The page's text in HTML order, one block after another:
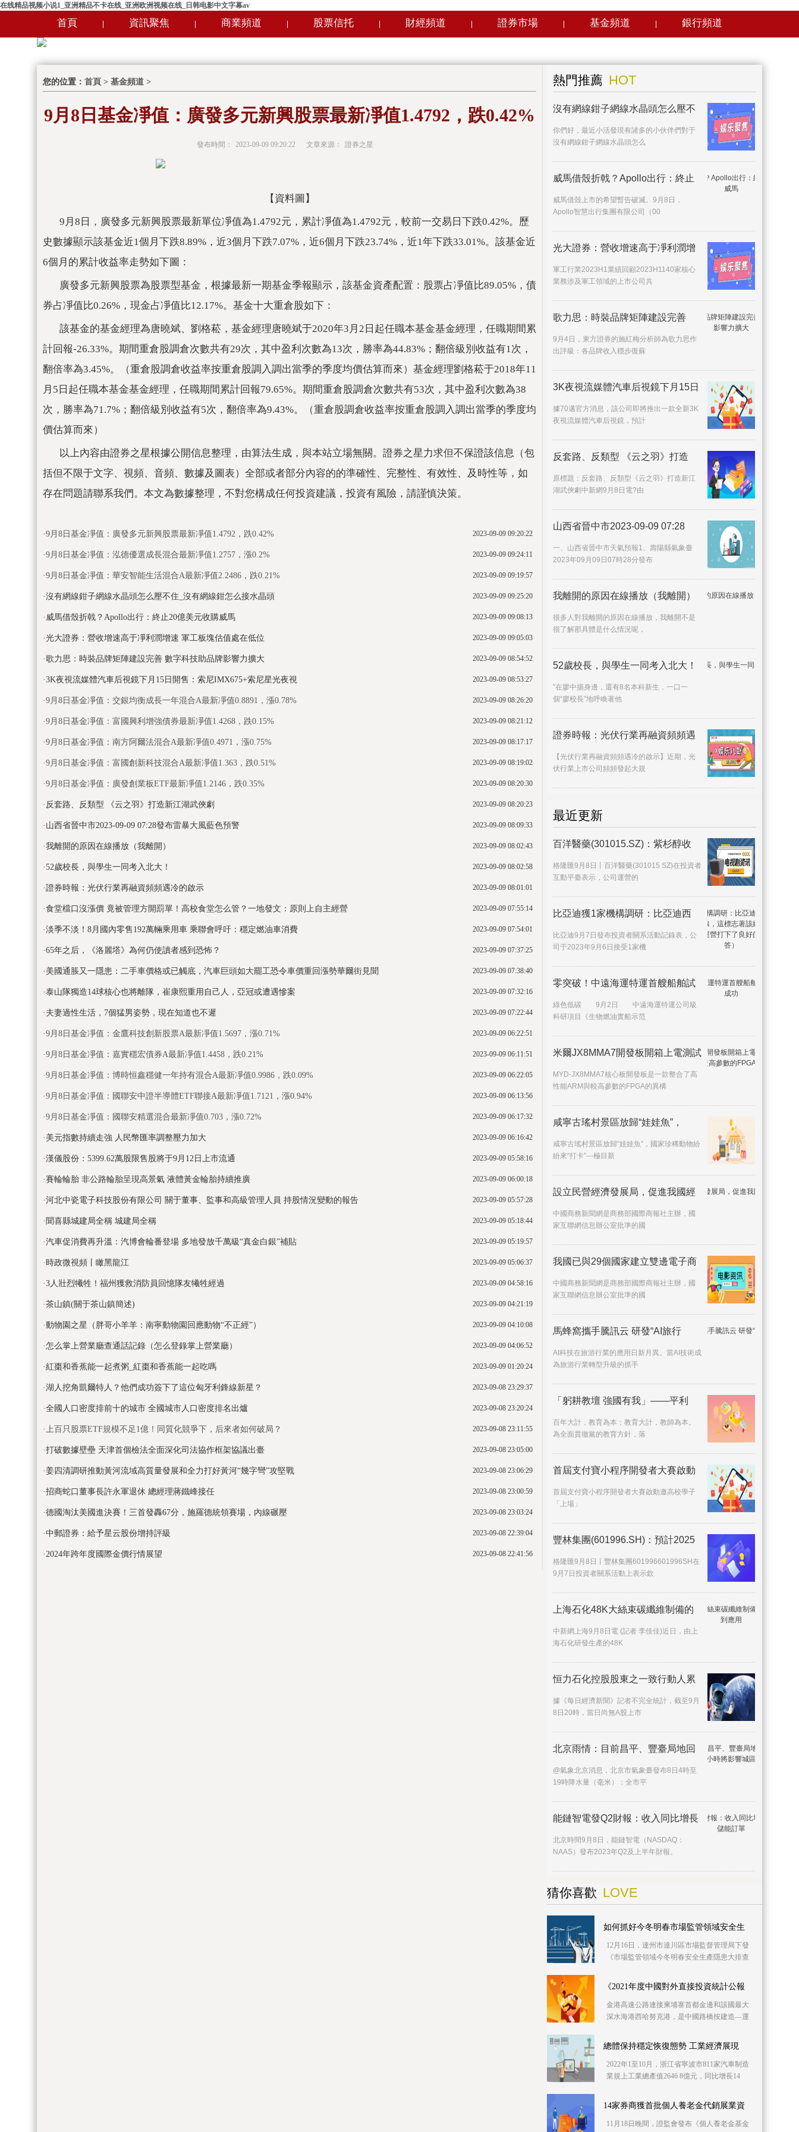
在线精品视频小说1_亚洲精品不卡在线_亚洲欧洲视频在线_日韩电影中文字幕av
首頁 資訊聚焦 商業頻道 股票信托 財經頻道 證券市場 基金頻道 銀行頻道
您的位置： 首頁 > 基金頻道 >
9月8日基金凈值：廣發多元新興股票最新凈值1.4792，跌0.42%
發布時間： 2023-09-09 09:20:22 文章來源： 證券之星
【資料圖】
9月8日，廣發多元新興股票最新單位凈值為1.4792元，累計凈值為1.4792元，較前一交易日下跌0.42%。歷
史數據顯示該基金近1個月下跌8.89%，近3個月下跌7.07%，近6個月下跌23.74%，近1年下跌33.01%。該基金近
6個月的累計收益率走勢如下圖：
廣發多元新興股票為股票型基金，根據最新一期基金季報顯示，該基金資產配置：股票占凈值比89.05%，債
券占凈值比0.26%，現金占凈值比12.17%。基金十大重倉股如下：
該基金的基金經理為唐曉斌、劉格菘，基金經理唐曉斌于2020年3月2日起任職本基金基金經理，任職期間累
計回報-26.33%。期間重倉股調倉次數共有29次，其中盈利次數為13次，勝率為44.83%；翻倍級別收益有1次，
翻倍率為3.45%。（重倉股調倉收益率按重倉股調入調出當季的季度均價估算而來）基金經理劉格菘于2018年11
月5日起任職本基金基金經理，任職期間累計回報79.65%。期間重倉股調倉次數共有53次，其中盈利次數為38
次，勝率為71.7%；翻倍級別收益有5次，翻倍率為9.43%。（重倉股調倉收益率按重倉股調入調出當季的季度均
價估算而來）
以上內容由證券之星根據公開信息整理，由算法生成，與本站立場無關。證券之星力求但不保證該信息（包
括但不限于文字、視頻、音頻、數據及圖表）全部或者部分內容的的準確性、完整性、有效性、及時性等，如
存在問題請聯系我們。本文為數據整理，不對您構成任何投資建議，投資有風險，請謹慎決策。
2023-09-09 09:20:22
·9月8日基金凈值：廣發多元新興股票最新凈值1.4792，跌0.42%
2023-09-09 09:24:11
·9月8日基金凈值：泓德優選成長混合最新凈值1.2757，漲0.2%
2023-09-09 09:19:57
·9月8日基金凈值：華安智能生活混合A最新凈值2.2486，跌0.21%
2023-09-09 09:25:20
·沒有網線鉗子網線水晶頭怎么壓不住_沒有網線鉗怎么接水晶頭
2023-09-09 09:08:13
· 威馬借殼折戟？Apollo出行：終止20億美元收購威馬
2023-09-09 09:05:03
·光大證券：營收增速高于凈利潤增速 軍工板塊估值處在低位
2023-09-09 08:54:52
·歌力思：時裝品牌矩陣建設完善 數字科技助品牌影響力擴大
2023-09-09 08:53:27
·3K夜視流媒體汽車后視鏡下月15日開售：索尼IMX675+索尼星光夜視
2023-09-09 08:26:20
·9月8日基金凈值：交銀均衡成長一年混合A最新凈值0.8891，漲0.78%
2023-09-09 08:21:12
·9月8日基金凈值：富國興利增強債券最新凈值1.4268，跌0.15%
2023-09-09 08:17:17
·9月8日基金凈值：南方阿爾法混合A最新凈值0.4971，漲0.75%
2023-09-09 08:19:02
·9月8日基金凈值：富國創新科技混合A最新凈值1.363，跌0.51%
2023-09-09 08:20:30
·9月8日基金凈值：廣發創業板ETF最新凈值1.2146，跌0.35%
2023-09-09 08:20:23
· 反套路、反類型 《云之羽》打造新江湖武俠劇
2023-09-09 08:09:33
· 山西省晉中市2023-09-09 07:28發布雷暴大風藍色預警
2023-09-09 08:02:43
·我離開的原因在線播放（我離開）
2023-09-09 08:02:58
·52歲校長，與學生一同考入北大！
2023-09-09 08:01:01
·證券時報：光伏行業再融資頻頻遇冷的啟示
2023-09-09 07:55:14
·食堂檔口沒漲價 竟被管理方開罰單！高校食堂怎么管？一地發文：原則上自主經營
2023-09-09 07:54:01
·淡季不淡！8月國內零售192萬輛乘用車 乘聯會呼吁：穩定燃油車消費
2023-09-09 07:37:25
·65年之后，《洛麗塔》為何仍使讀者感到恐怖？
2023-09-09 07:38:40
· 美國通脹又一隱患：二手車價格或已觸底，汽車巨頭如大罷工恐令車價重回漲勢華爾街見聞
2023-09-09 07:32:16
·泰山隊獨造14球核心也將離隊，崔康熙重用自己人，亞冠或遭遇慘案
2023-09-09 07:22:44
· 夫妻過性生活，7個猛男姿勢，現在知道也不遲
2023-09-09 06:22:51
·9月8日基金凈值：金鷹科技創新股票A最新凈值1.5697，漲0.71%
2023-09-09 06:11:51
·9月8日基金凈值：嘉實穩宏債券A最新凈值1.4458，跌0.21%
2023-09-09 06:22:05
·9月8日基金凈值：博時恒鑫穩健一年持有混合A最新凈值0.9986，跌0.09%
2023-09-09 06:13:56
·9月8日基金凈值：國聯安中證半導體ETF聯接A最新凈值1.7121，漲0.94%
2023-09-09 06:17:32
·9月8日基金凈值：國聯安精選混合最新凈值0.703，漲0.72%
2023-09-09 06:16:42
· 美元指數持續走強 人民幣匯率調整壓力加大
2023-09-09 05:58:16
·漢儀股份：5399.62萬股限售股將于9月12日上市流通
2023-09-09 06:00:18
·賽輪輪胎 非公路輪胎呈現高景氣 液體黃金輪胎持續推廣
2023-09-09 05:57:28
·河北中瓷電子科技股份有限公司 關于董事、監事和高級管理人員 持股情況變動的報告
2023-09-09 05:18:44
· 聞喜縣城建局全稱 城建局全稱
2023-09-09 05:19:57
·汽車促消費再升溫：汽博會輪番登場 多地發放千萬級“真金白銀”補貼
2023-09-09 05:06:37
· 時政微視頻丨瞰黑龍江
2023-09-09 04:58:16
·3人壯烈犧牲！福州獲救消防員回憶隊友犧牲經過
2023-09-09 04:21:19
·茶山鎮(關于茶山鎮簡述)
2023-09-09 04:10:08
·動物園之星（胖哥小羊羊：南寧動物園回應動物“不正經”）
2023-09-09 04:06:52
·怎么掌上營業廳查通話記錄（怎么登錄掌上營業廳）
2023-09-09 01:20:24
·紅棗和香蕉能一起煮粥_紅棗和香蕉能一起吃嗎
2023-09-08 23:29:37
·湖人挖角凱爾特人？他們成功簽下了這位匈牙利鋒線新星？
2023-09-08 23:20:24
·全國人口密度排前十的城市 全國城市人口密度排名出爐
2023-09-08 23:11:55
·上百只股票ETF規模不足1億！同質化競爭下，后來者如何破局？
2023-09-08 23:05:00
·打破數據壁壘 天津首個檢法全面深化司法協作框架協議出臺
2023-09-08 23:06:29
·姜四清調研推動黃河流域高質量發展和全力打好黃河“幾字彎”攻堅戰
2023-09-08 23:00:59
·招商蛇口董事長許永軍退休 總經理蔣鐵峰接任
2023-09-08 23:03:24
·德國淘汰美國進決賽！三首發轟67分，施羅德統領賽場，內線碾壓
2023-09-08 22:39:04
·中郵證券：給予星云股份增持評級
2023-09-08 22:41:56
·2024年跨年度國際金價行情展望
熱門推薦 HOT
沒有網線鉗子網線水晶頭怎么壓不
你們好，最近小活發現有諸多的小伙伴們對于
沒有網線鉗子網線水晶頭怎么
威馬借殼折戟？Apollo出行：終止
威馬借殼上市的希望暫告破滅。9月8日，
Apollo智慧出行集團有限公司（00
光大證券：營收增速高于凈利潤增
軍工行業2023H1業績回顧2023H1140家核心
業務涉及軍工領域的上市公司共
歌力思：時裝品牌矩陣建設完善
9月4日，東方證券的施紅梅分析師為歌力思作
出評級：各品牌收入穩步復蘇
3K夜視流媒體汽車后視鏡下月15日
據70邁官方消息，該公司即將推出一款全新3K
夜視流媒體汽車后視鏡，預計
反套路、反類型 《云之羽》打造
原標題：反套路、反類型《云之羽》打造新江
湖武俠劇中新網9月8日電?由
山西省晉中市2023-09-09 07:28
一、山西省晉中市天氣預報1、壽陽縣氣象臺
2023年09月09日07時28分發布
我離開的原因在線播放（我離開）
很多人對我離開的原因在線播放，我離開不是
很了解那具體是什么情況呢，
52歲校長，與學生一同考入北大！
”在廖中揚身邊，還有8名本科新生，一口一
個“廖校長”地呼喚著他
證券時報：光伏行業再融資頻頻遇
【光伏行業再融資頻頻遇冷的啟示】近期，光
伏行業上市公司頻頻發起大規
最近更新
百洋醫藥(301015.SZ)：紫杉醇收
格隆匯9月8日丨百洋醫藥(301015 SZ)在投資者
互動平臺表示，公司運營的
比亞迪獲1家機構調研：比亞迪西
比亞迪9月7日發布投資者關系活動記錄表，公
司于2023年9月6日接受1家機
零突破！中遠海運特運首艘船舶試
綠色低碳 9月2日 中遠海運特運公司級
科研項目《生物燃油實船示范
米爾JX8MMA7開發板開箱上電測試
MYD-JX8MMA7核心板開發板是一款整合了高
性能ARM與較高參數的FPGA的異構
咸寧古瑤村景區放歸“娃娃魚”，
咸寧古瑤村景區放歸“娃娃魚”，國家珍稀動物紛
紛來“打卡”---極目新
設立民營經濟發展局，促進我國經
中國商務新聞網是商務部國際商報社主辦，國
家互聯網信息辦公室批準的國
我國已與29個國家建立雙邊電子商
中國商務新聞網是商務部國際商報社主辦，國
家互聯網信息辦公室批準的國
馬蜂窩攜手騰訊云 研發“AI旅行
AI科技在旅游行業的應用日新月異。當AI技術成
為旅游行業轉型升級的抓手
「躬耕教壇 強國有我」——平利
百年大計，教育為本；教育大計，教師為本。
為全面貫徹黨的教育方針，落
首屆支付寶小程序開發者大賽啟動
首屆支付寶小程序開發者大賽啟動邀高校學子
「上場」
豐林集團(601996.SH)：預計2025
格隆匯9月8日丨豐林集團601996601996SH在
9月7日投資者關系活動上表示欽
上海石化48K大絲束碳纖維制備的
中新網上海9月8日電 (記者 李佳佳)近日，由上
海石化研發生產的48K
恒力石化控股股東之一致行動人累
據《每日經濟新聞》記者不完全統計，截至9月
8日20時，當日尚無A股上市
北京雨情：目前昌平、豐臺局地回
@氣象北京消息，北京市氣象臺發布8日4時至
19時降水量（毫米）：全市平
能鏈智電發Q2財報：收入同比增長
北京時間9月8日，能鏈智電（NASDAQ：
NAAS）發布2023年Q2及上半年財報。
猜你喜歡 LOVE
如何抓好今冬明春市場監管領域安全生
12月16日，達州市達川區市場監督管理局下發
《市場監管領域今冬明春安全生產隱患大排查
2022年12月16日起至2023年3月15日，全面聚焦
城鎮燃氣、特種設備、危險化學品、煙花爆
《2021年度中國對外直接投資統計公報
金港高速公路連接柬埔寨首都金邊和該國最大
深水海港西哈努克港，是中國路橋按建造—運
量標準，橫跨5個省份，全長187 05公里，雙向
四車道。金港高速公路通車后，從金邊到
總體保持穩定恢復態勢 工業經濟展現
2022年1至10月，浙江省寧波市811家汽車制造
業規上工業總產值2646 8億元，同比增長14
工廠的總裝車間作業。今年以來，受疫情多發
散發、市場需求不振等因素影響，國內工業
14家券商獲首批個人養老金代銷展業資
11月18日晚間，證監會發布《個人養老金基金